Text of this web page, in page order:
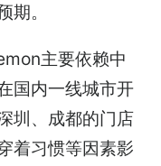
。
主要依赖中
国内一线城市开
圳、成都的门店
着习惯等因素影